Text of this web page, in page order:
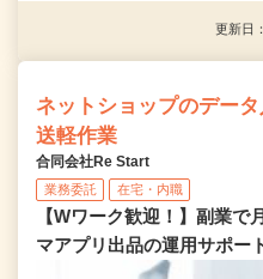
更新日
ネットショップのデー
送軽作業
合同会社Re Start
業務委託 在宅・内職
【Wワーク歓迎！】副業で
マアプリ出品の運用サポー